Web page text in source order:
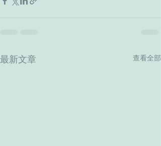
最新文章 查看全部